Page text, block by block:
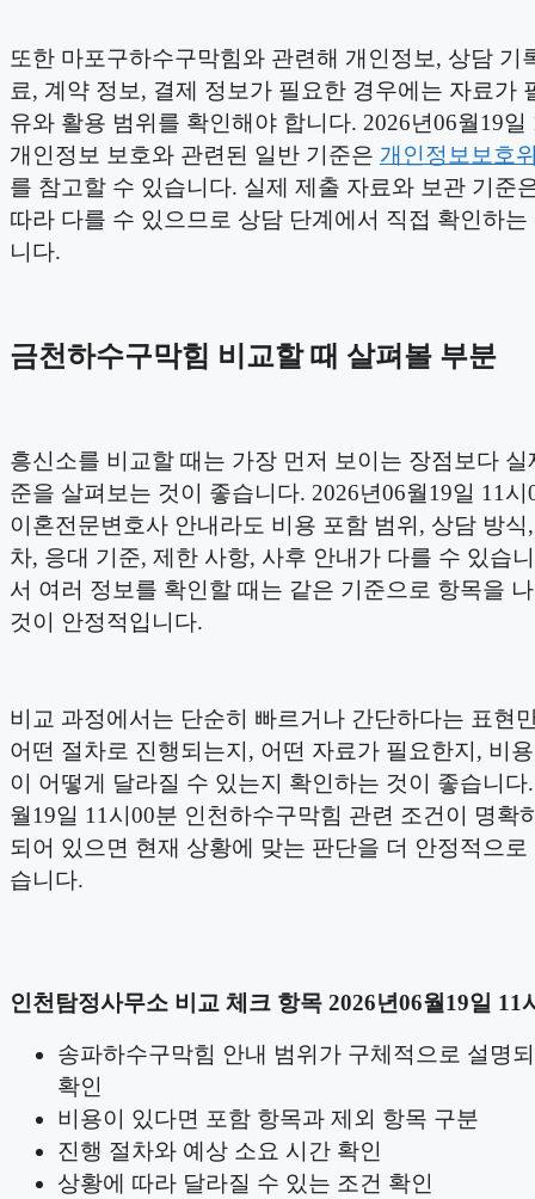
또한 마포구하수구막힘와 관련해 개인정보, 상담 기
료, 계약 정보, 결제 정보가 필요한 경우에는 자료가
유와 활용 범위를 확인해야 합니다. 2026년06월19일
개인정보 보호와 관련된 일반 기준은 개인정보보호
를 참고할 수 있습니다. 실제 제출 자료와 보관 기준
따라 다를 수 있으므로 상담 단계에서 직접 확인하는
니다.
금천하수구막힘 비교할 때 살펴볼 부분
흥신소를 비교할 때는 가장 먼저 보이는 장점보다 실
준을 살펴보는 것이 좋습니다. 2026년06월19일 11시
이혼전문변호사 안내라도 비용 포함 범위, 상담 방식
차, 응대 기준, 제한 사항, 사후 안내가 다를 수 있습
서 여러 정보를 확인할 때는 같은 기준으로 항목을
것이 안정적입니다.
비교 과정에서는 단순히 빠르거나 간단하다는 표현
어떤 절차로 진행되는지, 어떤 자료가 필요한지, 비
이 어떻게 달라질 수 있는지 확인하는 것이 좋습니다
월19일 11시00분 인천하수구막힘 관련 조건이 명확
되어 있으면 현재 상황에 맞는 판단을 더 안정적으로
습니다.
인천탐정사무소 비교 체크 항목 2026년06월19일 11
송파하수구막힘 안내 범위가 구체적으로 설명
확인
비용이 있다면 포함 항목과 제외 항목 구분
진행 절차와 예상 소요 시간 확인
상황에 따라 달라질 수 있는 조건 확인